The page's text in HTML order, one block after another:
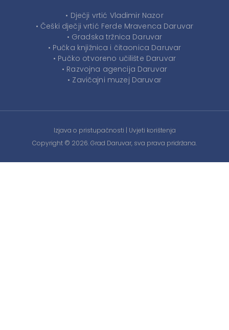
• Dječji vrtić Vladimir Nazor
• Češki dječji vrtić Ferde Mravenca Daruvar
• Gradska tržnica Daruvar
• Pučka knjižnica i čitaonica Daruvar
• Pučko otvoreno učilište Daruvar
• Razvojna agencija Daruvar
• Zavičajni muzej Daruvar
Izjava o pristupačnosti | Uvjeti korištenja
Copyright © 2026. Grad Daruvar, sva prava pridržana.